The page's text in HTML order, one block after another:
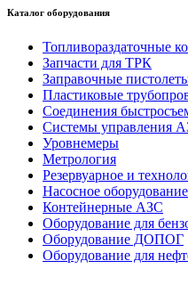
Каталог оборудования
Топливораздаточные
Запчасти для ТРК
Заправочные
Пластиковые
Соединения
Системы управления
Уровнемеры
Метрология
Резервуарное и
Насосное оборудование
Контейнерные АЗС
Оборудование для
Оборудование ДОПОГ
Оборудование для